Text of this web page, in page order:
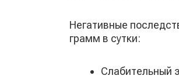
Негативные
грамм в сутки:
Слабительный